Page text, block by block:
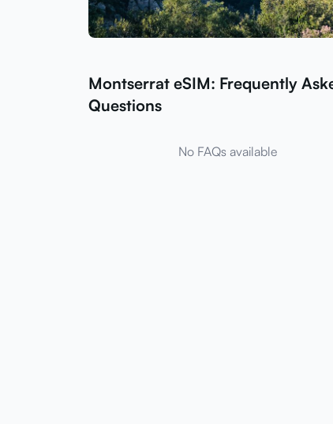
Montserrat eSIM: Frequently
Questions
No FAQs available